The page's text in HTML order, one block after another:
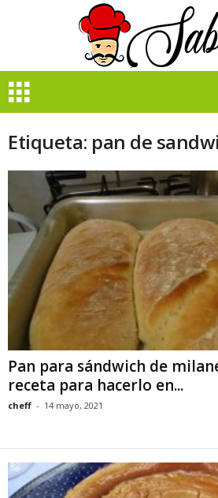
e
Etiqueta: pan de
Pan para sándwich de
receta para hacerlo en...
cheff - 14 mayo, 2021